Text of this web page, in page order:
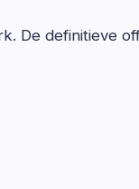
De definitieve